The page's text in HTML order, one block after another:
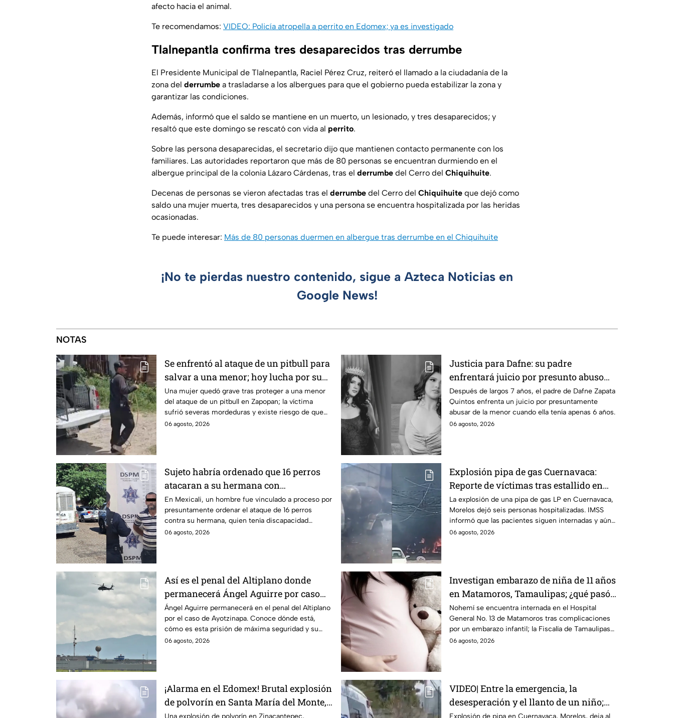
afecto hacia el animal.
Te recomendamos: VIDEO: Policía atropella a perrito en Edomex; ya es investigado
Tlalnepantla confirma tres desaparecidos tras derrumbe
El Presidente Municipal de Tlalnepantla, Raciel Pérez Cruz, reiteró el llamado a la ciudadanía de la
zona del derrumbe a trasladarse a los albergues para que el gobierno pueda estabilizar la zona y
garantizar las condiciones.
Además, informó que el saldo se mantiene en un muerto, un lesionado, y tres desaparecidos; y
resaltó que este domingo se rescató con vida al perrito.
Sobre las persona desaparecidas, el secretario dijo que mantienen contacto permanente con los
familiares. Las autoridades reportaron que más de 80 personas se encuentran durmiendo en el
albergue principal de la colonia Lázaro Cárdenas, tras el derrumbe del Cerro del Chiquihuite.
Decenas de personas se vieron afectadas tras el derrumbe del Cerro del Chiquihuite que dejó como
saldo una mujer muerta, tres desaparecidos y una persona se encuentra hospitalizada por las heridas
ocasionadas.
Te puede interesar: Más de 80 personas duermen en albergue tras derrumbe en el Chiquihuite
¡No te pierdas nuestro contenido, sigue a Azteca Noticias en
Google News!
NOTAS
Se enfrentó al ataque de un pitbull para
salvar a una menor; hoy lucha por su
vida en Zapopan
Una mujer quedó grave tras proteger a una menor
del ataque de un pitbull en Zapopan; la víctima
sufrió severas mordeduras y existe riesgo de que
pierda un brazo.
06 agosto, 2026
Justicia para Dafne: su padre
enfrentará juicio por presunto abuso
cometido en 2019 en Tamaulipas
Después de largos 7 años, el padre de Dafne Zapata
Quintos enfrenta un juicio por presuntamente
abusar de la menor cuando ella tenía apenas 6 años.
06 agosto, 2026
Sujeto habría ordenado que 16 perros
atacaran a su hermana con
discapacidad en Mexicali, BC
En Mexicali, un hombre fue vinculado a proceso por
presuntamente ordenar el ataque de 16 perros
contra su hermana, quien tenía discapacidad
auditiva.
06 agosto, 2026
Explosión pipa de gas Cuernavaca:
Reporte de víctimas tras estallido en
Morelos
La explosión de una pipa de gas LP en Cuernavaca,
Morelos dejó seis personas hospitalizadas. IMSS
informó que las pacientes siguen internadas y aún
no hay parte médico.
06 agosto, 2026
Así es el penal del Altiplano donde
permanecerá Ángel Aguirre por caso
Ayotzinapa
Ángel Aguirre permanecerá en el penal del Altiplano
por el caso de Ayotzinapa. Conoce dónde está,
cómo es esta prisión de máxima seguridad y su
historia.
06 agosto, 2026
Investigan embarazo de niña de 11 años
en Matamoros, Tamaulipas; ¿qué pasó
con Nohemí?
Nohemí se encuentra internada en el Hospital
General No. 13 de Matamoros tras complicaciones
por un embarazo infantil; la Fiscalía de Tamaulipas
ya investiga.
06 agosto, 2026
¡Alarma en el Edomex! Brutal explosión
de polvorín en Santa María del Monte,
Zinacantepec; reportan al menos un
VIDEO| Entre la emergencia, la
desesperación y el llanto de un niño;
adultos desatan pelea tras explosión de